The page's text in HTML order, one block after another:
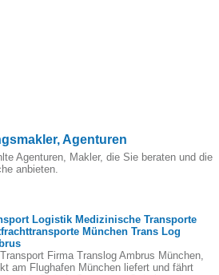
Agenturen
Agenturen, Makler, die Sie beraten und die
anbieten.
Logistik Medizinische Transporte
München Trans Log
Firma Translog Ambrus München,
am Flughafen München liefert und fährt